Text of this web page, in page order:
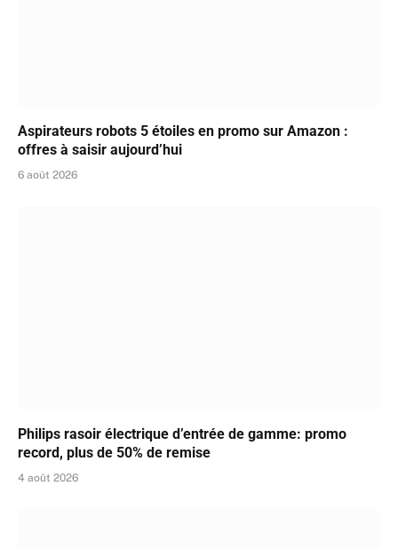
Aspirateurs robots 5 étoiles en promo sur Amazon :
offres à saisir aujourd’hui
6 août 2026
Philips rasoir électrique d’entrée de gamme: promo
record, plus de 50% de remise
4 août 2026